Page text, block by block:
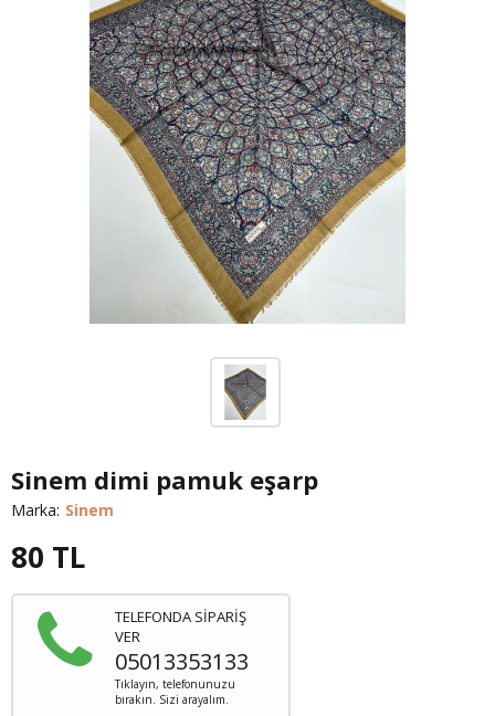
Sinem dimi pamuk eşarp
Marka: Sinem
80 TL
TELEFONDA SİPARİŞ
VER
05013353133
Tıklayın, telefonunuzu
bırakın. Sizi arayalım.